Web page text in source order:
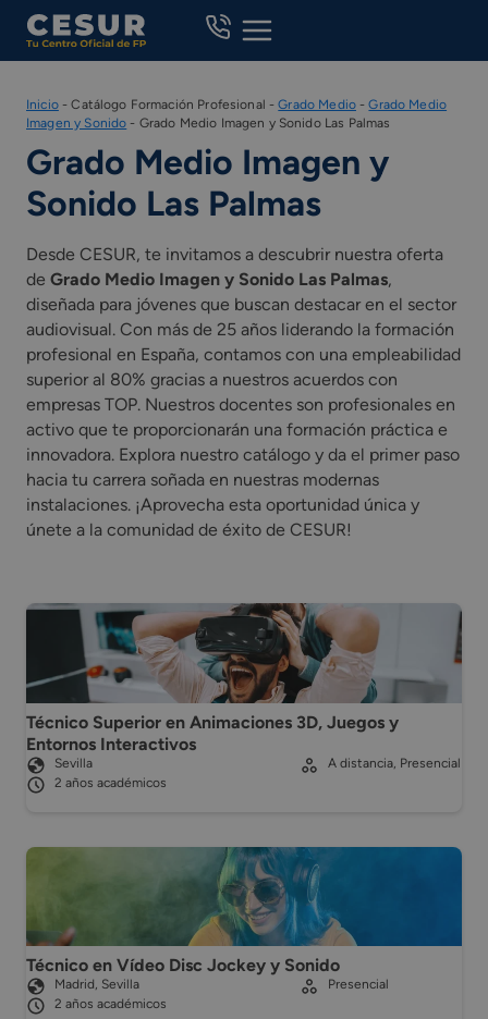
Skip
content
Inicio-Catálogo Formación Profesional -Grado Medio-Grado Medio
Imagen y Sonido - Grado Medio Imagen y Sonido Las Palmas
Grado Medio Imagen y
Sonido Las Palmas
Desde CESUR, te invitamos a descubrir nuestra oferta
de Grado Medio Imagen y Sonido Las Palmas,
diseñada para jóvenes que buscan destacar en el sector
audiovisual. Con más de 25 años liderando la formación
profesional en España, contamos con una empleabilidad
superior al 80% gracias a nuestros acuerdos con
empresas TOP. Nuestros docentes son profesionales en
activo que te proporcionarán una formación práctica e
innovadora. Explora nuestro catálogo y da el primer paso
hacia tu carrera soñada en nuestras modernas
instalaciones. ¡Aprovecha esta oportunidad única y
únete a la comunidad de éxito de CESUR!
Técnico Superior en Animaciones 3D, Juegos y
Entornos Interactivos
Sevilla
2 años académicos
A distancia, Presencial
Técnico en Vídeo Disc Jockey y Sonido
Madrid, Sevilla
2 años académicos
Presencial